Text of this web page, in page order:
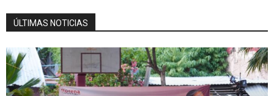
ÚLTIMAS NOTICIAS